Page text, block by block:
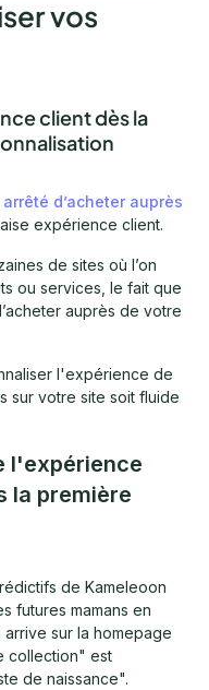
vos
client dès la
arrêté d’acheter auprès
expérience client.
de sites où l’on
ou services, le fait que
auprès de votre
l'expérience de
sur votre site soit fluide
l'expérience
la première
de Kameleoon
futures mamans en
sur la homepage
collection" est
de naissance".